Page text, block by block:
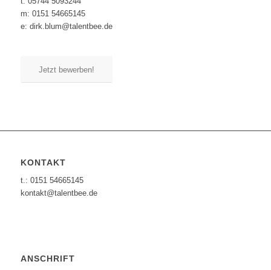
m: 0151 54665145
e: dirk.blum@talentbee.de
Jetzt bewerben!
KONTAKT
t.: 0151 54665145
kontakt@talentbee.de
ANSCHRIFT